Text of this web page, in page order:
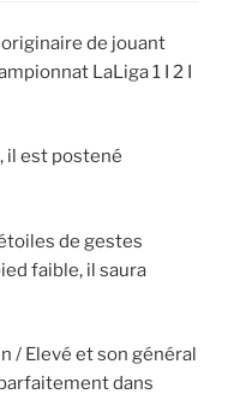
de jouant
LaLiga 1 I 2 I
il est postené
de gestes
faible, il saura
/ Elevé et son général
dans